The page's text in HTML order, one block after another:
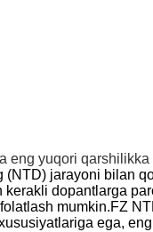
eng yuqori
jarayoni bilan
dopantlarga
mumkin.FZ
ega,